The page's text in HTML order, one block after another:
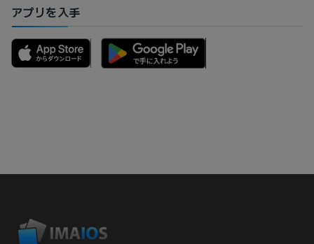
アプリを入手